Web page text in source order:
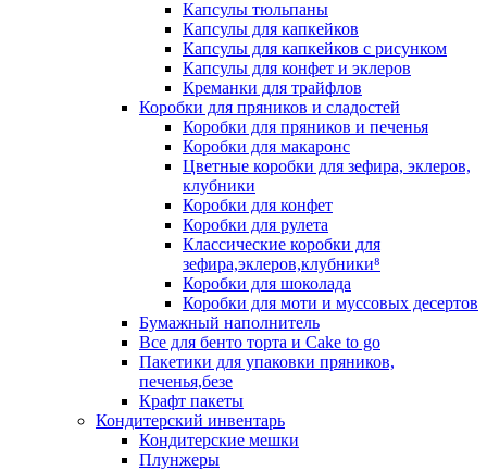
Капсулы тюльпаны
Капсулы для капкейков
Капсулы для капкейков с рисунком
Капсулы для конфет и эклеров
Креманки для трайфлов
Коробки для пряников и сладостей
Коробки для пряников и печенья
Коробки для макаронс
Цветные коробки для зефира, эклеров,
клубники
Коробки для конфет
Коробки для рулета
Классические коробки для
зефира,эклеров,клубники⁸
Коробки для шоколада
Коробки для моти и муссовых десертов
Бумажный наполнитель
Все для бенто торта и Cake to go
Пакетики для упаковки пряников,
печенья,безе
Крафт пакеты
Кондитерский инвентарь
Кондитерские мешки
Плунжеры